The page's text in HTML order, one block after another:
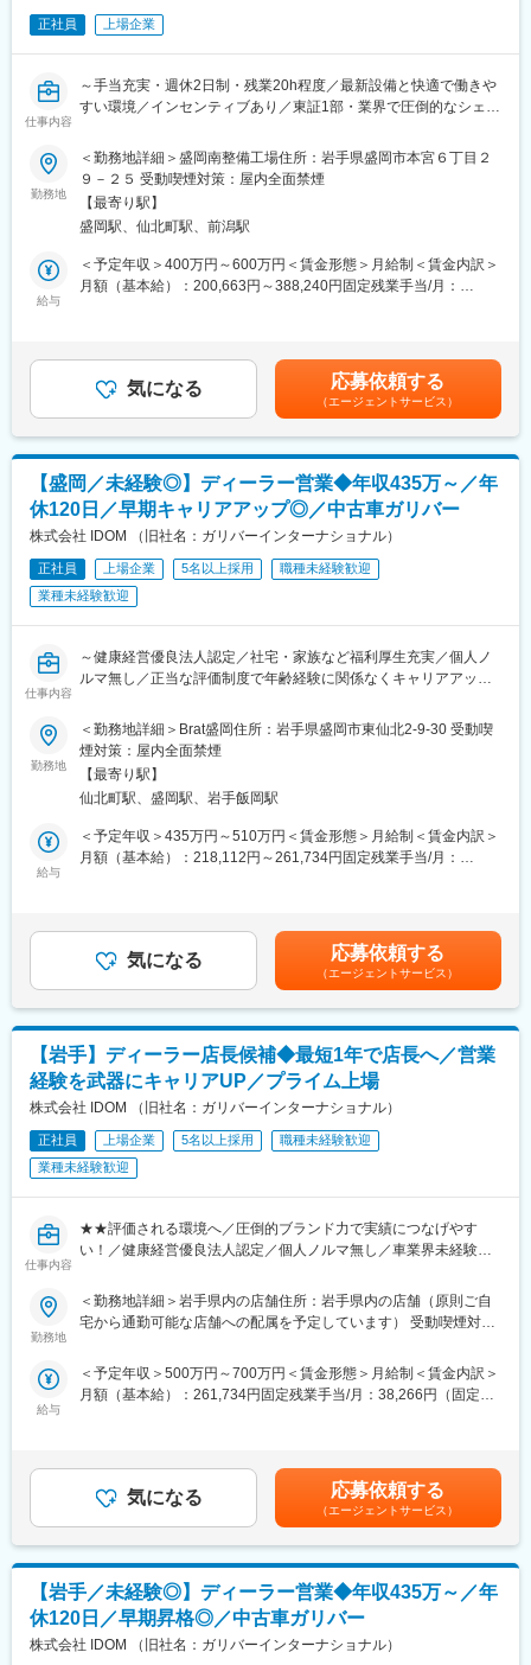
向けた取り組みを進めています
年齢・入社歴関係なく全社員に挑戦の機会が与えられます。セー
ルスリーダーで営業フロントを極めるのもよし、店舗経営者を目
択肢も豊富。
■当社について：
『日本のガリバーから世界のIDOMへ』東証プライム上場でクルマ
変更の範囲：会社の定める業務
■業務詳細：
・来店集客活動（Webサイトへの情報登録、店舗ブログの更新な
ど）
・人材マネジメント、教育育成
・お客様との提案商談（自動車の販売、買取、その他サービスの
ご提案）
・その他店舗運営業務
■組織構成：
1店舗あたり約6名程度、一部10名以上の社員がいる大型店舗もあ
家賃補助、社宅制度、子供手当等完備。健康経営優良法人2025に
も認定！
年齢・入社歴関係なく全社員に挑戦の機会が与えられます。大型
店舗の店舗経営者を目指せるストアプロ制度や、人事・企画とい
った本部へのキャリアチェンジなどの選択肢も豊富。
■モデル年収（月給+賞与+インセン）
・28歳 セールスマネージャー：年収8,350,000円
・34歳 ストアマネージャー ：年収9,450,000円
・38歳 エリアマネージャー ：年収10,420,000円
東証プライム上場でクルマ買取実績、中古車販売実績共に業界ト
ップクラス。「中古車といえばガリバー」で圧倒的な知名度・ブ
正社員 上場企業
仕事内容
～手当充実・週休2日制・残業20h程度／最新設備と快適で働きや
すい環境／インセンティブあり／東証1部・業界で圧倒的なシェア
業界実績トップクラスを誇る中古車販売店「ガリバー」の整備工
場において、整備業務をお任せします！オイルやワイパー交換と
いった簡単な整備業務から定期点検や納車前整備まで担当しま
す。
■具体的な業務
・電装パーツの取り付け、脱着
・お客様への作業内容説明 等
マネジメントするスーパーバイザー/マネージャー等
■IDOMならではのポイント
（1）対応車種の広さ
業界トップクラスの実績で全国から車が集まるため、バイクと大
型車以外の車種は全て対応可能性があります。高級外車なども担
当するので、飽きることはありません。電気自動車（EV）やハイ
（2）最新設備と快適な作業環境
全工場に冷暖房やスポットクーラーを完備し、作業スペースも車
レーム修正機やTOUCHなど、最新設備を導入しています。
（3）透明性のある工場運営
自動車修理をめぐる不正を防ぐための対策として、工場にカメラ
自動車業界全体がお客様・陸運局・世の中や市場といった全方面
から信頼される状態を目指しています。
の方はもちろん、ご家族やお子様がいる方でも安心して働け、ご
家族の方にも還元される手当を豊富に用意しております。
「故障診断ができる・重整備ができる」など、整備スキルを20段
階に分類し評価する仕組みを導入。身に付いたスキルごとに「技
術手当」として給与に反映します。工場長への昇格を目指したい
場合、一定のスキルと試用期間を満たせば誰でも管理職ライセン
ス試験のチャンスがあります。随時工場の拡大を続けているため
「上が詰まって昇格できない」といった悩みとも無縁です。
勤務地
＜勤務地詳細＞盛岡南整備工場住所：岩手県盛岡市本宮６丁目２
９－２５ 受動喫煙対策：屋内全面禁煙
【最寄り駅】
盛岡駅、仙北町駅、前潟駅
給与
＜予定年収＞400万円～600万円＜賃金形態＞月給制＜賃金内訳＞
月額（基本給）：200,663円～388,240円固定残業手当/月：
の中で前職経験などお伺いしたうえで「入社時条件」を決定させ
ていただきます※月給＋インセンティブ（毎月）となります※イン
センティブ平均20,000円～50,000円賃金はあくまでも目安の金額
であり、選考を通じて上下する可能性があります。月給(月額)は固
定手当を含めた表記です。
気になる 応募依頼する
（エージェントサービス）
【盛岡／未経験◎】ディーラー営業◆年収435万～／年
休120日／早期キャリアアップ◎／中古車ガリバー
株式会社 IDOM （旧社名：ガリバーインターナショナル）
正社員 上場企業 5名以上採用
職種未経験歓迎
業種未経験歓迎
仕事内容
～健康経営優良法人認定／社宅・家族など福利厚生充実／個人ノ
ルマ無し／正当な評価制度で年齢経験に関係なくキャリアアップ
全国に約460店舗展開し、業界実績トップクラスを誇る中古車販
売店「ガリバー」で、
ご来店されたお客様との商談から店舗運営まで幅広く行っていた
だきます。
■業務内容：
ど）
・その他店舗運営業務など
ります。
■魅力ポイント：
（1）成果を出しやすい環境：
平均して月間約30～40件の商談に対して、成約率は約50％！
成果を出した分は、インセンティブで還元（年平均60万）。個人
ノルマではなく店舗全体で売上目標を設定しています。
定性＋定量の両面で明確な評価基準を設定。「次に何ができれば
良いか」が明確にあり、自身の実績や頑張りがダイレクトに評価
（3） 圧倒的な知名度、豊富な商品数により得られる商談機会の
て、お客様のご要望に合わせて最適な1台を提案できます。
人2025への認定実績あり！
■多様なキャリアパス：
年齢・入社歴関係なく全社員に挑戦の機会が与えられます。セー
の選択肢も豊富。一人ひとりのなりたい姿、描きたいキャリアを
実現できます。
勤務地
＜勤務地詳細＞Brat盛岡住所：岩手県盛岡市東仙北2-9-30 受動喫
煙対策：屋内全面禁煙
【最寄り駅】
仙北町駅、盛岡駅、岩手飯岡駅
給与
＜予定年収＞435万円～510万円＜賃金形態＞月給制＜賃金内訳＞
月額（基本給）：218,112円～261,734円固定残業手当/月：
年収には平均インセンティブ(60万)を含みます。※配属先により地
域手当 ※昇給年1回 ※賞与年2回(平均3ヶ月分)【年収モデル】年収
450万円 入社2年目 店舗スタッフ年収634万円 入社4年目 営業主任
年収855万円 入社6年目 店長賃金はあくまでも目安の金額であ
り、選考を通じて上下する可能性があります。月給(月額)は固定手
当を含めた表記です。
気になる 応募依頼する
（エージェントサービス）
【岩手】ディーラー店長候補◆最短1年で店長へ／営業
経験を武器にキャリアUP／プライム上場
株式会社 IDOM （旧社名：ガリバーインターナショナル）
正社員 上場企業 5名以上採用
職種未経験歓迎
業種未経験歓迎
仕事内容
★★評価される環境へ／圧倒的ブランド力で実績につなげやす
い！／健康経営優良法人認定／個人ノルマ無し／車業界未経験か
『日本のガリバーから世界のIDOMへ』東証プライム上場でクルマ
売店「ガリバー」で、ご来店されたお客様との商談から店舗運営
まで幅広く行っていただきます。
ご提案）
・来店集客活動（webサイトへの情報登録、店舗ブログの更新な
ど）
・その他店舗運営業務 等
■組織構成
1店舗あたり約6名程度、一部10名以上の社員がいる大型店舗もあ
ります。
勤務地
＜勤務地詳細＞岩手県内の店舗住所：岩手県内の店舗（原則ご自
宅から通勤可能な店舗への配属を予定しています） 受動喫煙対
給与
＜予定年収＞500万円～700万円＜賃金形態＞月給制＜賃金内訳＞
月額（基本給）：261,734円固定残業手当/月：38,266円（固定残
定で30万円提示ですが、別途、インセンティブおよび各種手当の
支給により、年収は個人の実績に応じて変動します。■賞与：年2
回（6月・12月）・別途インセンティブ、手当あり賃金はあくま
でも目安の金額であり、選考を通じて上下する可能性がありま
す。月給(月額)は固定手当を含めた表記です。
気になる 応募依頼する
（エージェントサービス）
【岩手／未経験◎】ディーラー営業◆年収435万～／年
休120日／早期昇格◎／中古車ガリバー
株式会社 IDOM （旧社名：ガリバーインターナショナル）